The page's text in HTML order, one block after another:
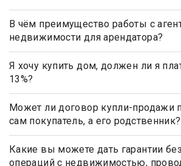
В чём преимущество работы с
недвижимости для арендатора?
Арендаторы элитной недвижимости
занятые люди, у которых абсолютно нет
подходящего им дома. Обращаясь в
недвижимости «Garda Estate»,
индивидуальный подход и высокий
Профессиональные риэлторы подберут,
покажут только те варианты
полностью соответствуют запросам
Я хочу купить дом, должен ли я
13%?
Нет, не должны. Платить налог 13%
налог рассчитывается на прибыль.
Может ли договор купли-продажи
сам покупатель, а его родственник?
Может, но для этого необходимо иметь
нотариально заверенную доверенность.
Какие вы можете дать гарантии
операций с недвижимостью,